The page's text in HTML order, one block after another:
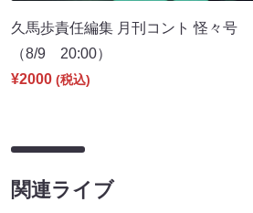
久馬歩責任編集 月刊コント 怪々号
（8/9 20:00）
¥2000 (税込)
関連ライブ